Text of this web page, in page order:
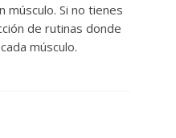
Si no tienes
de rutinas donde
músculo.